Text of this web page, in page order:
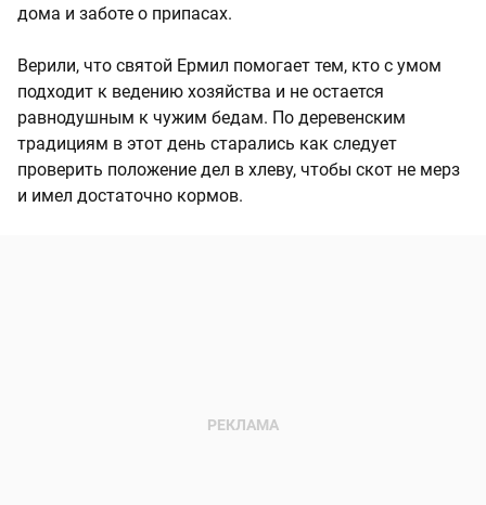
дома и заботе о припасах.
Верили, что святой Ермил помогает тем, кто с умом
подходит к ведению хозяйства и не остается
равнодушным к чужим бедам. По деревенским
традициям в этот день старались как следует
проверить положение дел в хлеву, чтобы скот не мерз
и имел достаточно кормов.